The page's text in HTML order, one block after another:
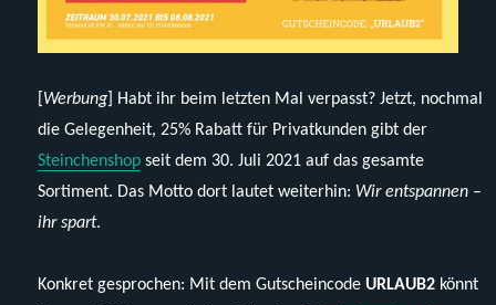
[Werbung] Habt ihr beim letzten Mal verpasst? Jetzt, nochmal
die Gelegenheit, 25% Rabatt für Privatkunden gibt der
Steinchenshop seit dem 30. Juli 2021 auf das gesamte
Sortiment. Das Motto dort lautet weiterhin: Wir entspannen –
ihr spart.
Konkret gesprochen: Mit dem GutscheincodeURLAUB2 könnt